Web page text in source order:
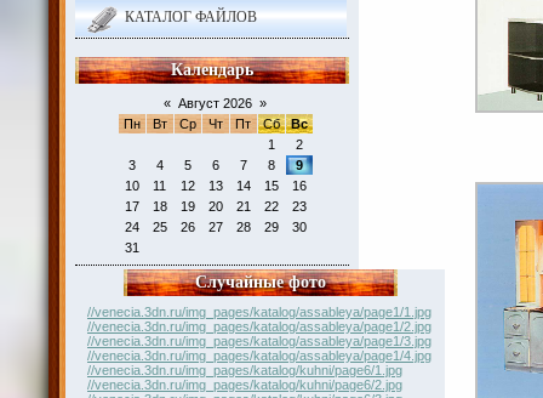
КАТАЛОГ ФАЙЛОВ
Календарь
« Август 2026 »
Пн
Вт Ср Чт Пт Сб
Вс
1
2
3
4 5 6 7 8
9
10
11 12 13 14 15
16
17
18 19 20 21 22
23
24
25 26 27 28 29
30
31
Случайные фото
//venecia.3dn.ru/img_pages/katalog/assableya/page1/1.jpg
//venecia.3dn.ru/img_pages/katalog/assableya/page1/2.jpg
//venecia.3dn.ru/img_pages/katalog/assableya/page1/3.jpg
//venecia.3dn.ru/img_pages/katalog/assableya/page1/4.jpg
//venecia.3dn.ru/img_pages/katalog/kuhni/page6/1.jpg
//venecia.3dn.ru/img_pages/katalog/kuhni/page6/2.jpg